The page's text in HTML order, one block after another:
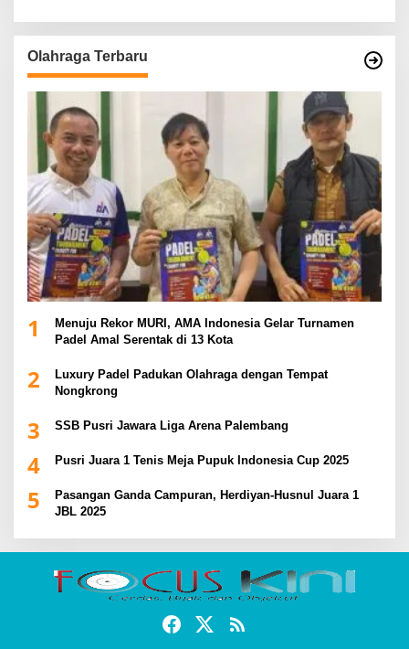
Olahraga Terbaru
1
Menuju Rekor MURI, AMA Indonesia Gelar Turnamen
Padel Amal Serentak di 13 Kota
2
Luxury Padel Padukan Olahraga dengan Tempat
Nongkrong
3 SSB Pusri Jawara Liga Arena Palembang
4 Pusri Juara 1 Tenis Meja Pupuk Indonesia Cup 2025
5
Pasangan Ganda Campuran, Herdiyan-Husnul Juara 1
JBL 2025